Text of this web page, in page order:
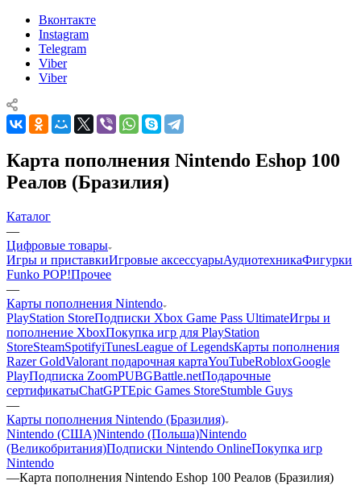
Вконтакте
Instagram
Telegram
Viber
Viber
Карта пополнения Nintendo Eshop 100
Реалов (Бразилия)
Каталог
—
Цифровые товары
Игры и приставкиИгровые аксессуарыАудиотехникаФигурки
Funko POP!Прочее
—
Карты пополнения Nintendo
PlayStation StoreПодписки Xbox Game Pass UltimateИгры и
пополнение XboxПокупка игр для PlayStation
StoreSteamSpotifyiTunesLeague of LegendsКарты пополнения
Razer GoldValorant подарочная картаYouTubeRobloxGoogle
PlayПодписка ZoomPUBGBattle.netПодарочные
сертификатыChatGPTEpic Games StoreStumble Guys
—
Карты пополнения Nintendo (Бразилия)
Nintendo (США)Nintendo (Польша)Nintendo
(Великобритания)Подписки Nintendo OnlineПокупка игр
Nintendo
—Карта пополнения Nintendo Eshop 100 Реалов (Бразилия)